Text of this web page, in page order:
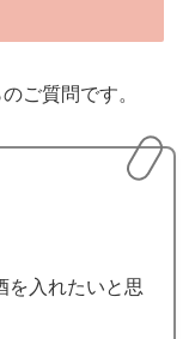
ご質問です。
を入れたいと思